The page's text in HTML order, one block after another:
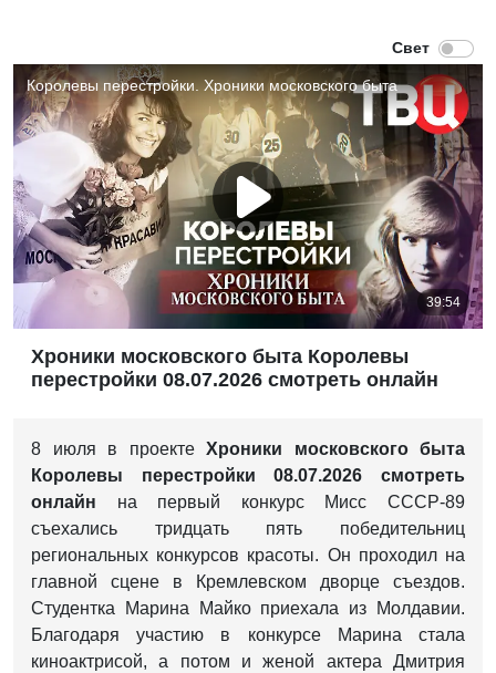
Хроники московского быта Королевы
перестройки 08.07.2026 смотреть онлайн
8 июля в проекте Хроники московского быта
Королевы перестройки 08.07.2026 смотреть
онлайн на первый конкурс Мисс СССР-89
съехались тридцать пять победительниц
региональных конкурсов красоты. Он проходил на
главной сцене в Кремлевском дворце съездов.
Студентка Марина Майко приехала из Молдавии.
Благодаря участию в конкурсе Марина стала
киноактрисой, а потом и женой актера Дмитрия